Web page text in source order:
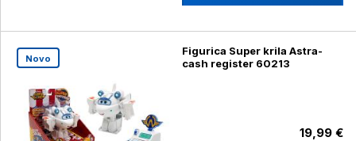
Novo
Figurica Super krila Astra-
cash register 60213
19,99 €